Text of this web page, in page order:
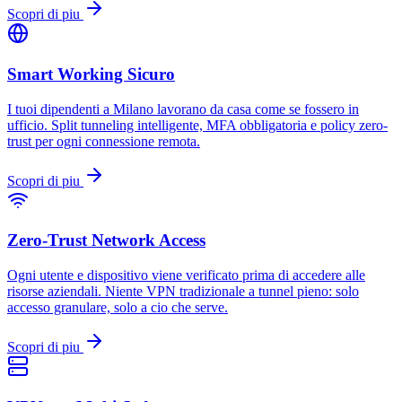
Scopri di piu
Smart Working Sicuro
I tuoi dipendenti a Milano lavorano da casa come se fossero in
ufficio. Split tunneling intelligente, MFA obbligatoria e policy zero-
trust per ogni connessione remota.
Scopri di piu
Zero-Trust Network Access
Ogni utente e dispositivo viene verificato prima di accedere alle
risorse aziendali. Niente VPN tradizionale a tunnel pieno: solo
accesso granulare, solo a cio che serve.
Scopri di piu